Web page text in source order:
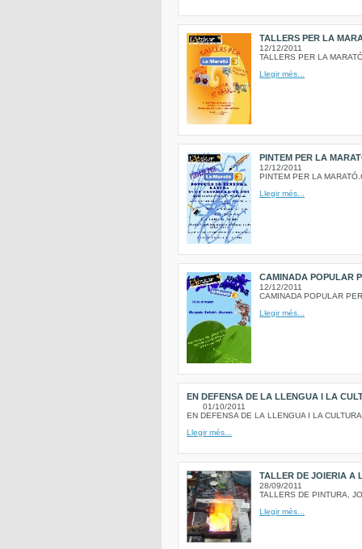
TALLERS PER LA
12/12/2011
TALLERS PER LA
Llegir més...
PINTEM PER LA
12/12/2011
PINTEM PER LA
Llegir més...
CAMINADA POPULAR
12/12/2011
CAMINADA POPULAR
Llegir més...
EN DEFENSA DE LA LLENGUA I LA
01/10/2011
EN DEFENSA DE LA LLENGUA I LA
Llegir més...
TALLER DE JOIERIA A
28/09/2011
TALLERS DE PINTURA,
Llegir més...